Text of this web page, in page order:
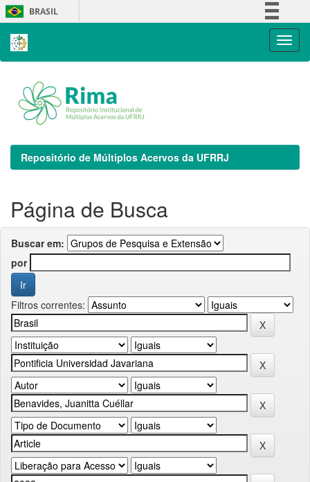
Skip
navigation
BRASIL
Repositório de Múltiplos Acervos da UFRRJ
Página de Busca
Buscar em:
por
Filtros correntes: